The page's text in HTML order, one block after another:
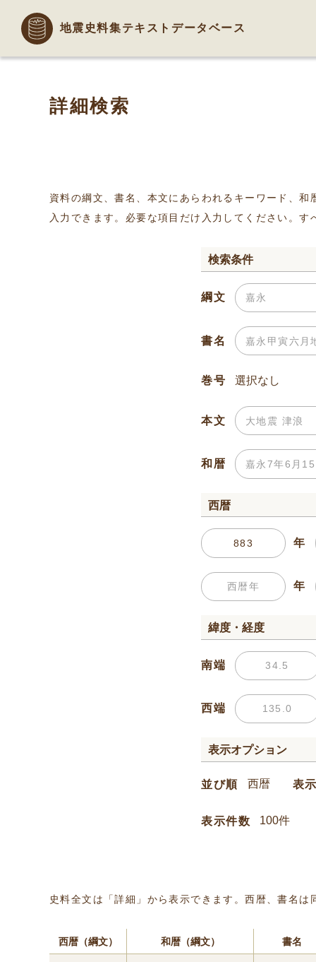
地震史料集テキストデータベース
詳細検索
資料の綱文、書名、本文にあらわれるキーワード、
入力できます。必要な項目だけ入力してください。
検索条件
綱文
書名
巻号
本文
和暦
西暦
年
年
緯度・経度
南端
西端
表示オプション
並び順 表
表示件数
史料全文は「詳細」から表示できます。西暦、書名
西暦（綱文） 和暦（綱文） 書名